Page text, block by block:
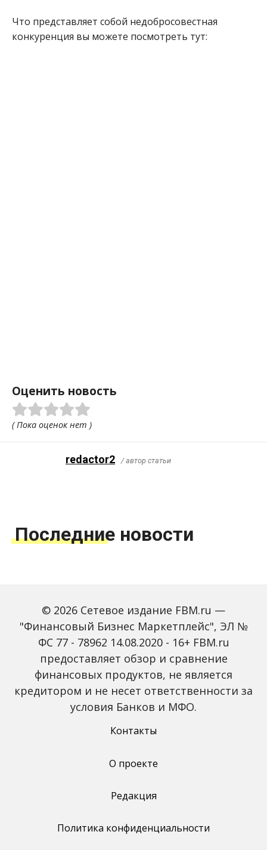
Что представляет собой недобросовестная
конкуренция вы можете посмотреть тут:
Оценить новость
( Пока оценок нет )
redactor2 / автор статьи
Последние новости
бизнеса
него есть компания
Цель создания фирмы-
однодневки
Как изменились
правила регистрации
ИП и юр лиц
© 2026 Сетевое издание FBM.ru —
"Финансовый Бизнес Маркетплейс", ЭЛ №
ФС 77 - 78962 14.08.2020 - 16+ FBM.ru
предоставляет обзор и сравнение
финансовых продуктов, не является
кредитором и не несет ответственности за
условия Банков и МФО.
Контакты
О проекте
Редакция
Политика конфиденциальности